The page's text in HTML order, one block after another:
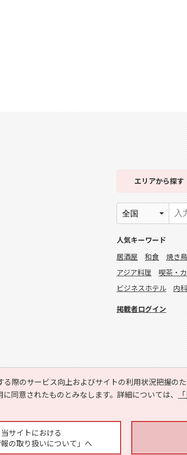
際のサービス向上およびサイトの利用状況把握の
同意されたものとみなします。詳細については、
当サイトにおける
報の取り扱いについて」へ
エリアから探す
人気キーワード
居酒屋
和食 焼き鳥
アジア料理
喫茶・
ビジネスホテル
内科
掲載者ログイン
Copyright © HYOJITO.Co.,Ltd. All Rights